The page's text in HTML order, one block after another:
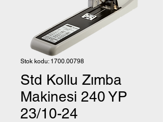
Stok kodu: 1700.00798
Std Kollu Zımba
Makinesi 240 YP
23/10-24